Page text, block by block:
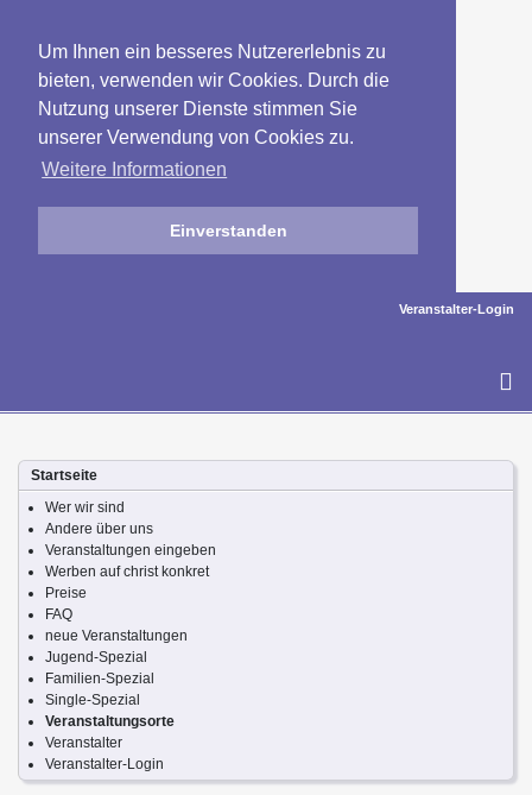
Um Ihnen ein besseres Nutzererlebnis zu
bieten, verwenden wir Cookies. Durch die
Nutzung unserer Dienste stimmen Sie
unserer Verwendung von Cookies zu.
Weitere Informationen
Einverstanden
Veranstalter-Login
Startseite
Wer wir sind
Andere über uns
Veranstaltungen eingeben
Werben auf christ konkret
Preise
FAQ
neue Veranstaltungen
Jugend-Spezial
Familien-Spezial
Single-Spezial
Veranstaltungsorte
Veranstalter
Veranstalter-Login